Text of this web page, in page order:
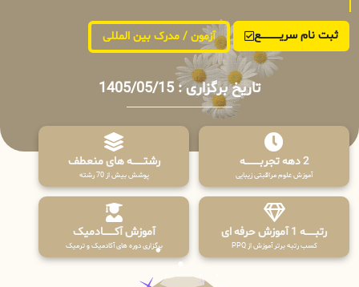
ثبت نام سریــــــــــــع آزمون / مدرک بین المللی
تاریخ برگزاری : 1405/05/15
2 دهه تجربـــــــــه
آموزش علوم مراقبتی زیبایی
رشتـــــــه های منعطف
پوشش بیش از 70 رشته
رتبــــــه 1 آموزش حرفه ای
کسب رتبه برتر آموزش از PPQ
آموزش آکـــــــادمیک
برگزاری دوره های آکادمیک و ترمیک